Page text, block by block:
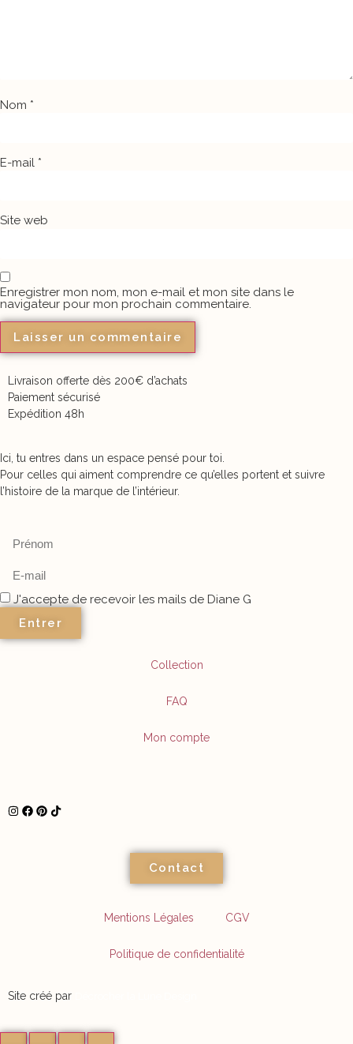
Nom *
E-mail *
Site web
Enregistrer mon nom, mon e-mail et mon site dans le
navigateur pour mon prochain commentaire.
Livraison offerte dès 200€ d’achats
Paiement sécurisé
Expédition 48h
Ici, tu entres dans un espace pensé pour toi.
Pour celles qui aiment comprendre ce qu’elles portent et suivre
l’histoire de la marque de l’intérieur.
J'accepte de recevoir les mails de Diane G
Entrer
Collection
FAQ
Mon compte
Contact
Mentions Légales CGV
Politique de confidentialité
Site créé par